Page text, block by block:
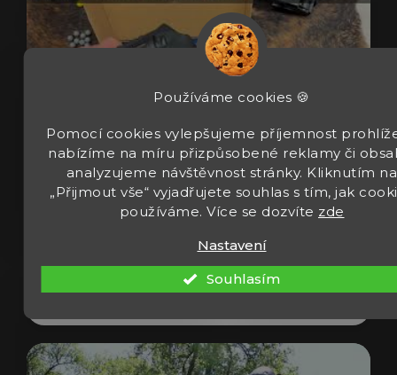
Používáme cookies 🍪
Pomocí cookies vylepšujeme příjemnost
nabízíme na míru přizpůsobené reklamy či
analyzujeme návštěvnost stránky. Kliknutím na
„Přijmout vše“ vyjadřujete souhlas s tím, jak
používáme. Více se dozvíte zde
Nastavení
Souhlasím
Revolver Umarex T4E TR 50 Gen2 cal 50
Zobrazit video